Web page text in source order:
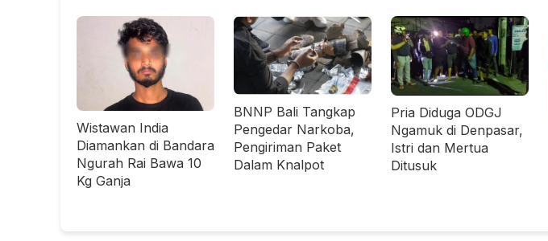
Wistawan India
Diamankan di Bandara
Ngurah Rai Bawa 10
Kg Ganja
BNNP Bali Tangkap
Pengedar Narkoba,
Pengiriman Paket
Dalam Knalpot
Pria Diduga ODGJ
Ngamuk di Denpasar,
Istri dan Mertua
Ditusuk